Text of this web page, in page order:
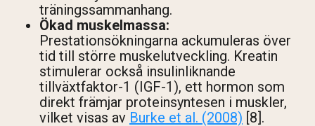
träningssammanhang.
Ökad muskelmassa:
Prestationsökningarna ackumuleras över
tid till större muskelutveckling. Kreatin
stimulerar också insulinliknande
tillväxtfaktor-1 (IGF-1), ett hormon som
direkt främjar proteinsyntesen i muskler,
vilket visas av Burke et al. (2008) [8].